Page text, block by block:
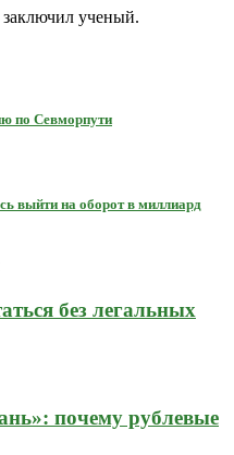
ученый.
по Севморпути
выйти на оборот в миллиард
без легальных
почему рублевые